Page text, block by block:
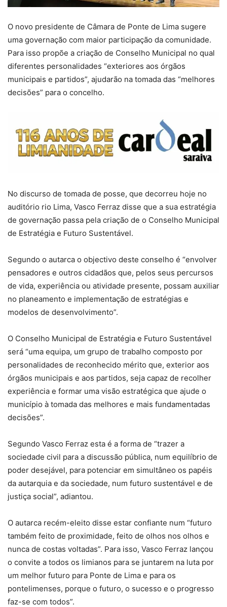
O novo presidente de Câmara de Ponte de Lima sugere
uma governação com maior participação da comunidade.
Para isso propõe a criação de Conselho Municipal no qual
diferentes personalidades “exteriores aos órgãos
municipais e partidos”, ajudarão na tomada das “melhores
decisões” para o concelho.
No discurso de tomada de posse, que decorreu hoje no
auditório rio Lima, Vasco Ferraz disse que a sua estratégia
de governação passa pela criação de o Conselho Municipal
de Estratégia e Futuro Sustentável.
Segundo o autarca o objectivo deste conselho é “envolver
pensadores e outros cidadãos que, pelos seus percursos
de vida, experiência ou atividade presente, possam auxiliar
no planeamento e implementação de estratégias e
modelos de desenvolvimento”.
O Conselho Municipal de Estratégia e Futuro Sustentável
será “uma equipa, um grupo de trabalho composto por
personalidades de reconhecido mérito que, exterior aos
órgãos municipais e aos partidos, seja capaz de recolher
experiência e formar uma visão estratégica que ajude o
município à tomada das melhores e mais fundamentadas
decisões”.
Segundo Vasco Ferraz esta é a forma de “trazer a
sociedade civil para a discussão pública, num equilíbrio de
poder desejável, para potenciar em simultâneo os papéis
da autarquia e da sociedade, num futuro sustentável e de
justiça social”, adiantou.
O autarca recém-eleito disse estar confiante num “futuro
também feito de proximidade, feito de olhos nos olhos e
nunca de costas voltadas”. Para isso, Vasco Ferraz lançou
o convite a todos os limianos para se juntarem na luta por
um melhor futuro para Ponte de Lima e para os
pontelimenses, porque o futuro, o sucesso e o progresso
faz-se com todos”.